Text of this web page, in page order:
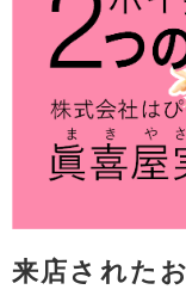
来店された